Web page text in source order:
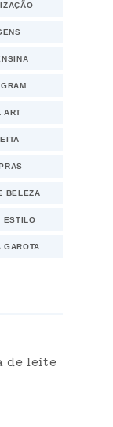
ART
BELEZA
ESTILO
GAROTA
de leite